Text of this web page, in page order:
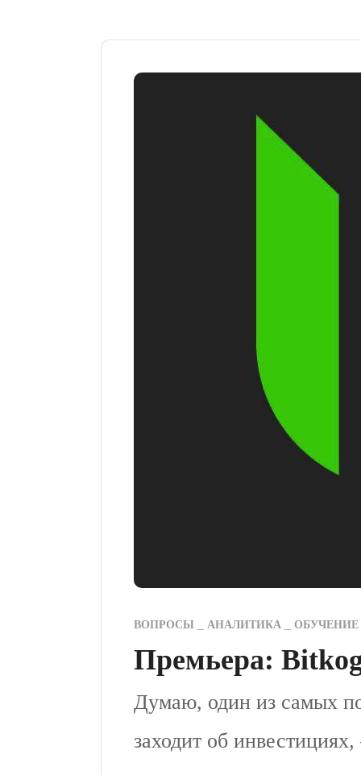
ВОПРОСЫ АНАЛИТИКА ОБУЧЕНИЕ
Премьера:
Думаю, один из самых
заходит об